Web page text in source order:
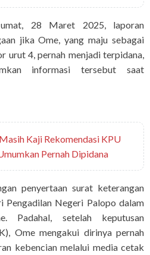
28 Maret 2025, laporan
jika Ome, yang maju sebagai
urut 4, pernah menjadi terpidana,
informasi tersebut saat
Kaji Rekomendasi KPU
Pernah Dipidana
penyertaan surat keterangan
Pengadilan Negeri Palopo dalam
Padahal, setelah keputusan
Ome mengakui dirinya pernah
kebencian melalui media cetak